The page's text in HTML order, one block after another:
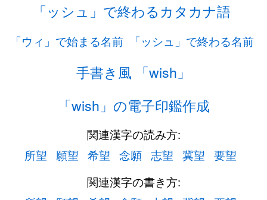
「ッシュ」で終わるカタカナ語
「ウィ」で始まる名前 「ッシュ」で終わる名前
手書き風 「wish」
「wish」の電子印鑑作成
関連漢字の読み方:
所望
願望 希望 念願 志望 冀望
要望
関連漢字の書き方: